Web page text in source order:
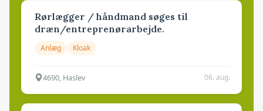
Rørlægger / håndmand søges til
dræn/entreprenørarbejde.
Anlæg Kloak
4690, Haslev 06. aug.